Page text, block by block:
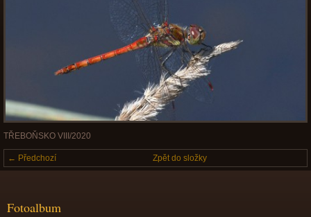
TŘEBOŇSKO VIII/2020
← Předchozí Zpět do složky
Fotoalbum